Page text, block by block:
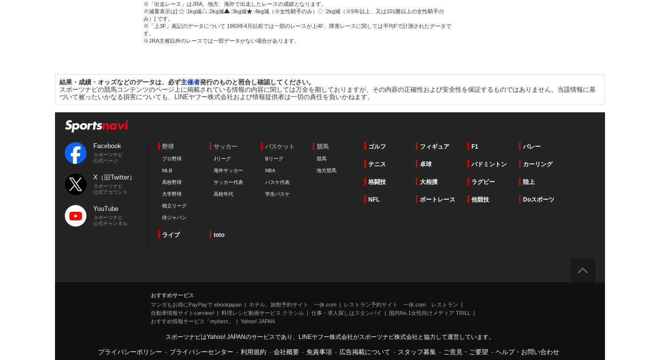
※「出走レース」はJRA、地方、海外で出走したレースの成績となります。
※減量表示は[
:1kg減 :2kg減 :3kg減 :4kg減（※女性騎手のみ）
:2kg減（※5年以上、又は101勝以上の女性騎手の
み）] です。
※「上3F」表記のデータについて 1993年4月以前では一部のレースが上4F、障害レースに関しては平均Fで計測されたデータで
す。
※JRA主催以外のレースでは一部データがない場合があります。
結果・成績・オッズなどのデータは、必ず主催者発行のものと照合し確認してください。
スポーツナビの競馬コンテンツのページ上に掲載されている情報の内容に関しては万全を期しておりますが、その内容の正確性および安全性を保証するものではありません。当該情報に基
づいて被ったいかなる損害についても、LINEヤフー株式会社および情報提供者は一切の責任を負いかねます。
Facebook
スポーツナビ
公式ページ
X（旧Twitter）
スポーツナビ
公式アカウント
YouTube
スポーツナビ
公式チャンネル
野球
プロ野球
MLB
高校野球
大学野球
独立リーグ
侍ジャパン
サッカー
Jリーグ
海外サッカー
サッカー代表
高校年代
バスケット
Bリーグ
NBA
バスケ代表
学生バスケ
競馬
競馬
地方競馬
ゴルフ フィギュア F1 バレー
テニス 卓球 バドミントン カーリング
格闘技 大相撲 ラグビー 陸上
NFL ボートレース 他競技 Doスポーツ
ライブ toto
おすすめサービス
マンガもお得にPayPayで ebookjapan
ホテル、旅館予約サイト 一休.com
レストラン予約サイト 一休.com レストラン
自動車情報サイトcarview!
料理レシピ動画サービス クラシル 仕事・求人探しはスタンバイ
国内No.1女性向けメディア TRILL
おすすめ情報サービス「mybest」
Yahoo! JAPAN
スポーツナビはYahoo! JAPANのサービスであり、LINEヤフー株式会社がスポーツナビ株式会社と協力して運営しています。
プライバシーポリシー - プライバシーセンター - 利用規約 - 会社概要 - 免責事項 - 広告掲載について - スタッフ募集 - ご意見・ご要望 - ヘルプ・お問い合わせ